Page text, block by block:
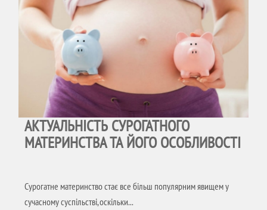
АКТУАЛЬНІСТЬ СУРОГАТНОГО
МАТЕРИНСТВА ТА ЙОГО ОСОБЛИВОСТІ
Сурогатне материнство стає все більш популярним явищем у
сучасному суспільстві, оскільки...